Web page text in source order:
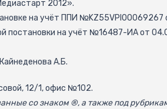
2012».
на учёт ППИ
постановки на учёт №16487-ИА от
А.Б.
12/1, офис №102.
со знаком ®, а также под